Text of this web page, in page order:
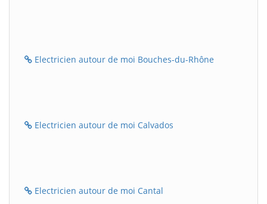
Electricien autour de moi Bouches-du-Rhône
Electricien autour de moi Calvados
Electricien autour de moi Cantal